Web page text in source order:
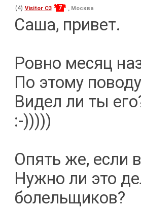
(4) Visitor C3 7 , Москва
Саша, привет.
Ровно месяц
По этому
Видел ли ты
:-)))))
Опять же, если
Нужно ли это
болельщиков?